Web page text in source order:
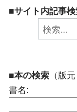
■サイト内記事
■本の検索 （版
書名: